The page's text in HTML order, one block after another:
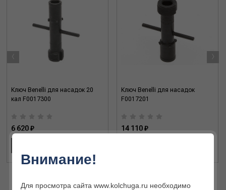
Ключ Benelli для насадок 20
кал F0017300
6 620 ₽
Ключ Benelli для насадок
F0017201
14 110 ₽
‹ ›
Внимание!
Для просмотра сайта www.kolchuga.ru необходимо